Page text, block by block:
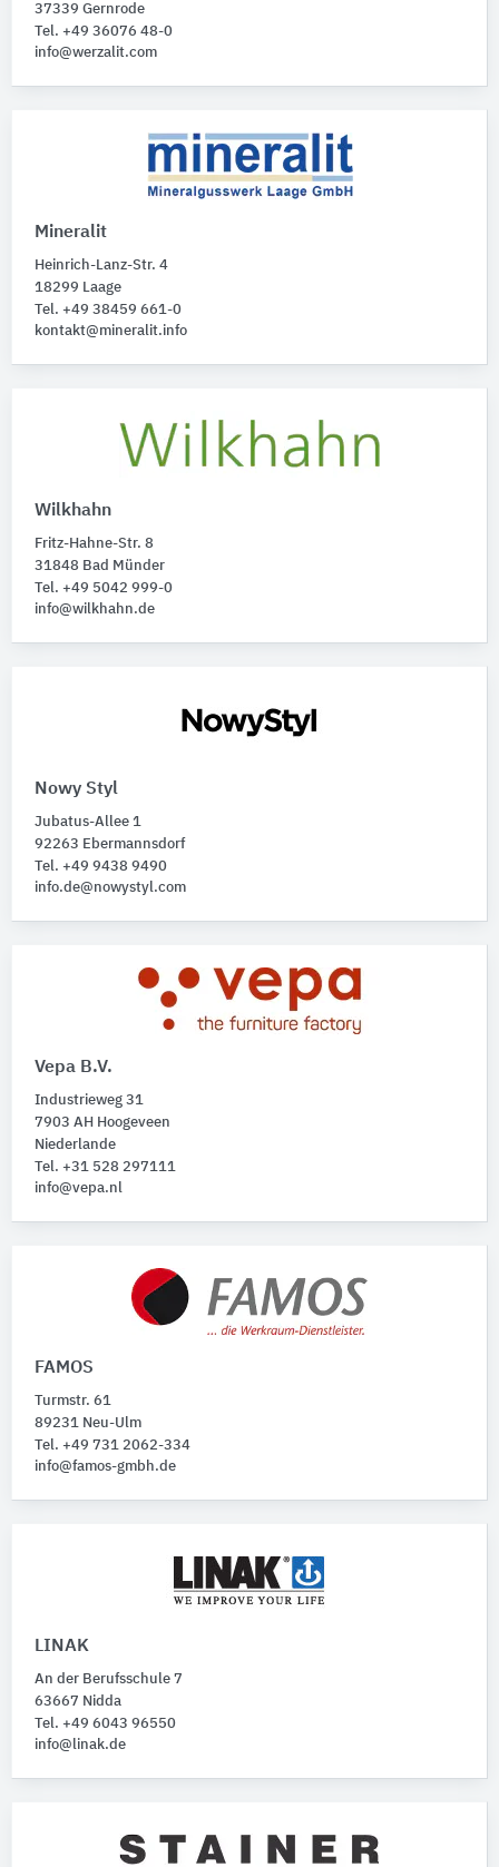
37339 Gernrode
Tel. +49 36076 48-0
info@werzalit.com
Mineralit
Heinrich-Lanz-Str. 4
18299 Laage
Tel. +49 38459 661-0
kontakt@mineralit.info
Wilkhahn
Fritz-Hahne-Str. 8
31848 Bad Münder
Tel. +49 5042 999-0
info@wilkhahn.de
Nowy Styl
Jubatus-Allee 1
92263 Ebermannsdorf
Tel. +49 9438 9490
info.de@nowystyl.com
Vepa B.V.
Industrieweg 31
7903 AH Hoogeveen
Niederlande
Tel. +31 528 297111
info@vepa.nl
FAMOS
Turmstr. 61
89231 Neu-Ulm
Tel. +49 731 2062-334
info@famos-gmbh.de
LINAK
An der Berufsschule 7
63667 Nidda
Tel. +49 6043 96550
info@linak.de